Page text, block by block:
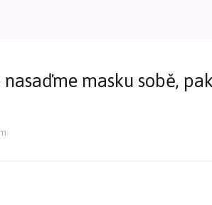
masku sobě,